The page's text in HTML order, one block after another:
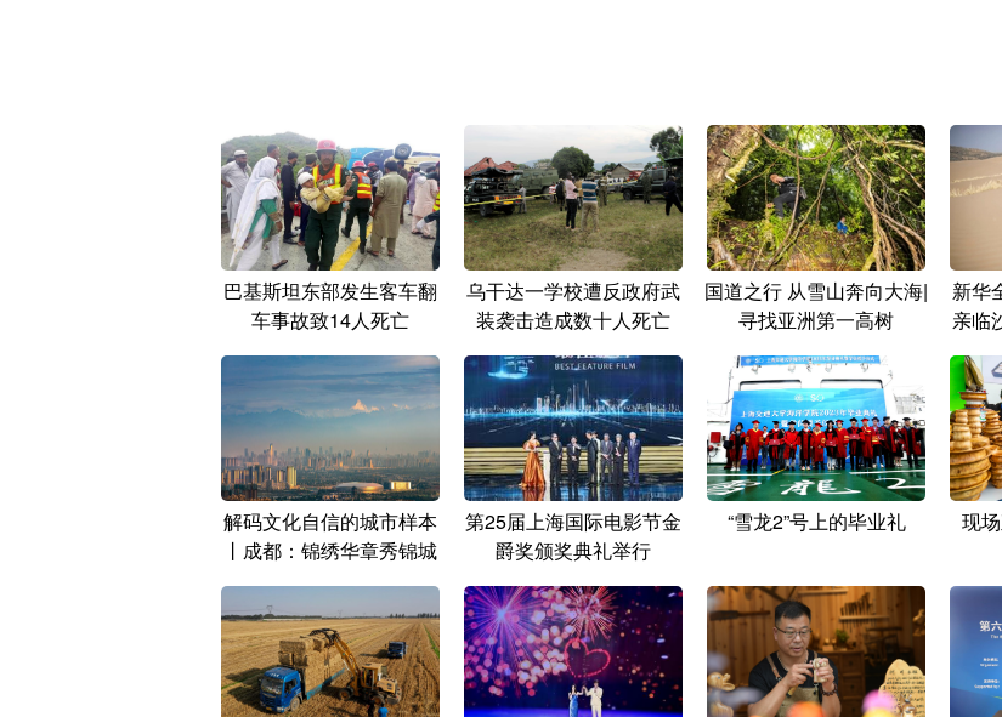
巴基斯坦东部发生客车翻
车事故致14人死亡
乌干达一学校遭反政府武
装袭击造成数十人死亡
国道之行 从雪山奔向大海|
寻找亚洲第一高树
新华
亲临
解码文化自信的城市样本
丨成都：锦绣华章秀锦城
第25届上海国际电影节金
爵奖颁奖典礼举行
“雪龙2”号上的毕业礼 现